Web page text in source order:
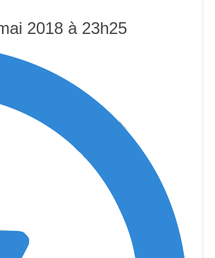
2018 à 23h25